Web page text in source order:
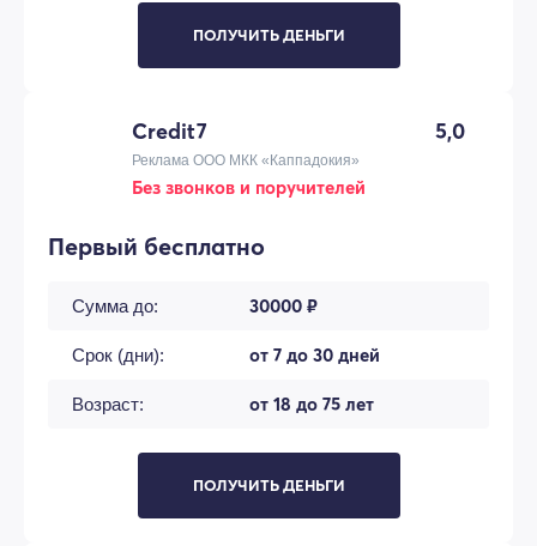
ПОЛУЧИТЬ ДЕНЬГИ
Credit7 5,0
Реклама ООО МКК «Каппадокия»
Без звонков и поручителей
Первый бесплатно
Сумма до: 30000 ₽
Срок (дни): от 7 до 30 дней
Возраст: от 18 до 75 лет
ПОЛУЧИТЬ ДЕНЬГИ